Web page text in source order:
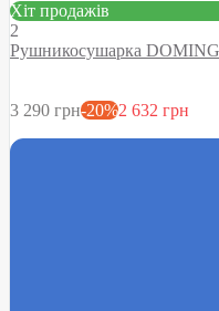
Хіт продажів
2
Рушникосушарка
3 290 грн-20%2 632 грн